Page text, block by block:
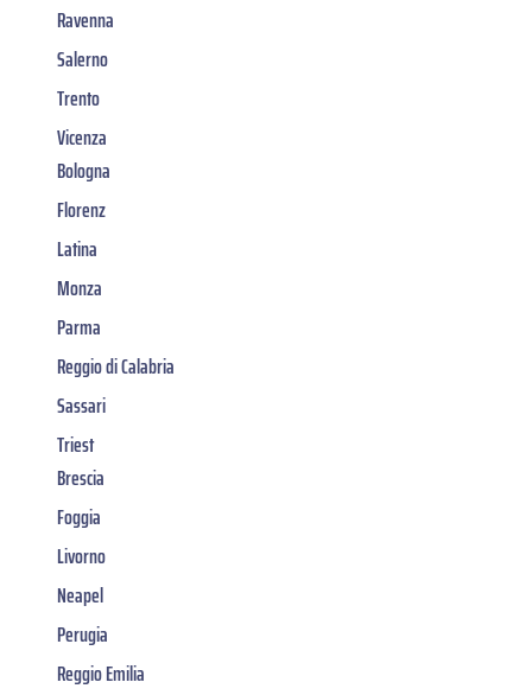
Ravenna
Salerno
Trento
Vicenza
Bologna
Florenz
Latina
Monza
Parma
Reggio di Calabria
Sassari
Triest
Brescia
Foggia
Livorno
Neapel
Perugia
Reggio Emilia